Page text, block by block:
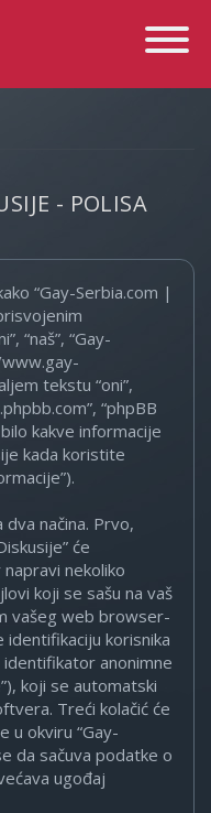
Toggle
- POLISA
“Gay-Serbia.com |
“naš”, “Gay-
tekstu “oni”,
“phpBB
kakve informacije
kada koristite
načina. Prvo,
će
nekoliko
koji se sašu na vaš
vašeg web browser-
identifikaciju korisnika
identifikator anonimne
koji se automatski
Treći kolačić će
u okviru “Gay-
da sačuva podatke o
ugođaj